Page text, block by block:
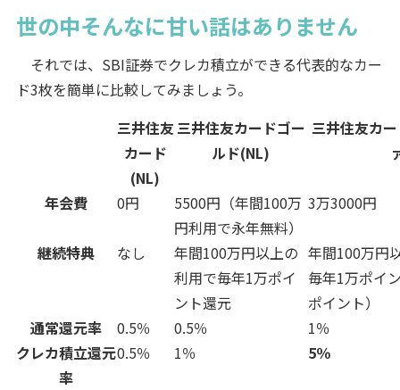
世の中そんなに甘い話はありません
それでは、SBI証券でクレカ積立ができる代表的なカー
ド3枚を簡単に比較してみましょう。
三井住友
カード
(NL)
三井住友カードゴー
ルド(NL)
三井住友カ
年会費 0円
5500円（年間100万
円利用で永年無料）
3万3000円
継続特典 なし
年間100万円以上の
利用で毎年1万ポイ
ント還元
年間100万円
毎年1万ポイ
ポイント）
通常還元率
0.5％ 0.5％
1％
クレカ積立還元
率
0.5％ 1％ 5％